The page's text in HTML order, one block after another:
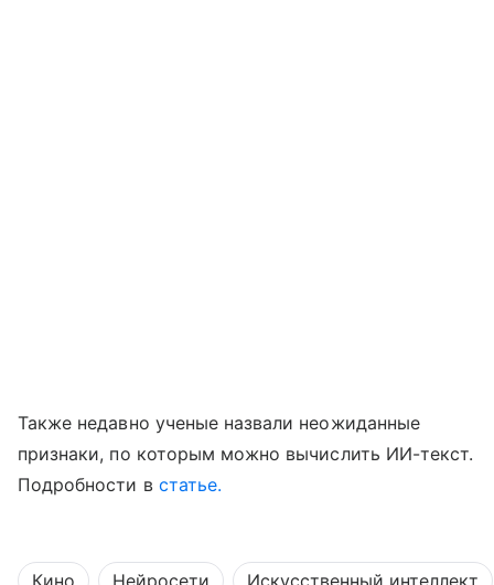
Также недавно ученые назвали неожиданные
признаки, по которым можно вычислить ИИ-текст.
Подробности в статье.
Кино Нейросети Искусственный интеллект